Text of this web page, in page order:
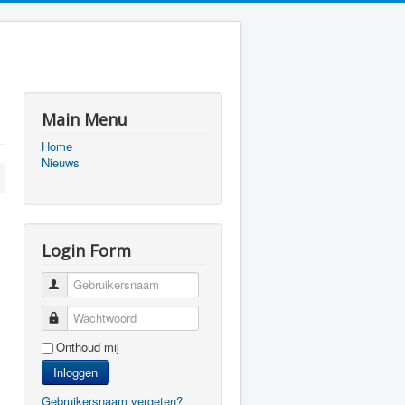
Main Menu
Home
Nieuws
Login Form
Gebruikersnaam
Wachtwoord
Onthoud mij
Inloggen
Gebruikersnaam vergeten?